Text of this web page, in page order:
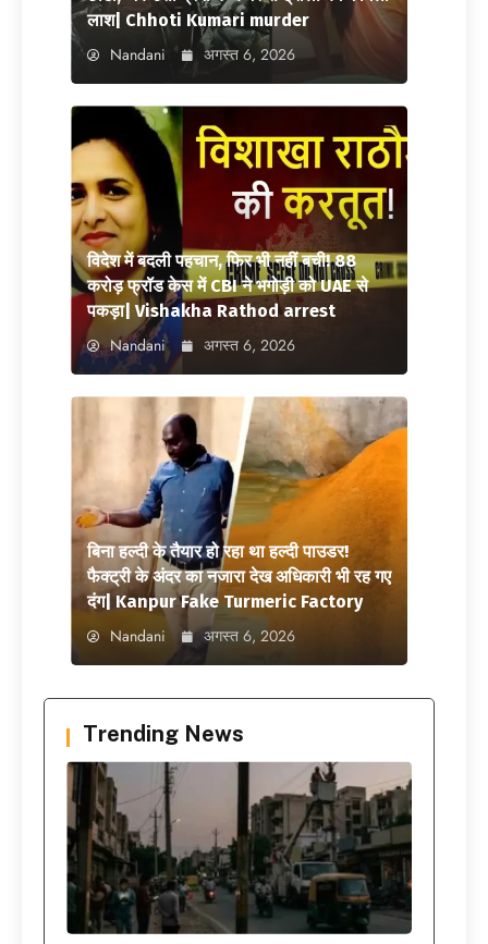
लाश| Chhoti Kumari murder
Nandani अगस्त 6, 2026
विदेश में बदली पहचान, फिर भी नहीं बची! 88
करोड़ फ्रॉड केस में CBI ने भगोड़ी को UAE से
पकड़ा| Vishakha Rathod arrest
Nandani अगस्त 6, 2026
बिना हल्दी के तैयार हो रहा था हल्दी पाउडर!
फैक्ट्री के अंदर का नजारा देख अधिकारी भी रह गए
दंग| Kanpur Fake Turmeric Factory
Nandani अगस्त 6, 2026
Trending News